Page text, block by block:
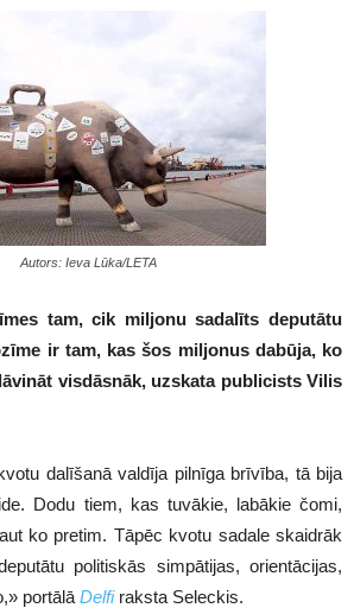
Autors: Ieva Lūka/LETA
tam, cik miljonu sadalīts deputātu
ir tam, kas šos miljonus dabūja, ko
visdāsnāk, uzskata publicists Vilis
dalīšanā valdīja pilnīga brīvība, tā bija
Dodu tiem, kas tuvākie, labākie čomi,
ko pretim. Tāpēc kvotu sadale skaidrāk
politiskās simpātijas, orientācijas,
portālā Delfiraksta Seleckis.